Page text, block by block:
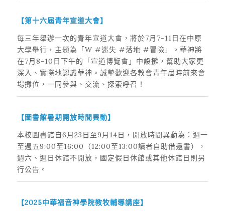
【第十六屆青年宣道大會】
每三年舉辦一次的青年宣道大會，將於7月7-11日在中原
大學舉行，主題為「W #迷失 #落地 #冒險」。華神將
在7月8-10日下午的「宣道博覽會」中設攤，幫助大家更
深入、實際地認識華神。誠摯歡迎各教會青年屆時前來會
場攤位，一同參與、交流、探索呼召！
【圖書館暑期開放時間異動】
本校圖書館自6月23日至9月14日，開放時間異動為：週一
至週五9:00至16:00（12:00至13:00讀者自助借還書），
週六、週日休館不開放，國定假日休館或其他休館日則另
行公告。
【2025中華福音神學院教牧輔導講座】